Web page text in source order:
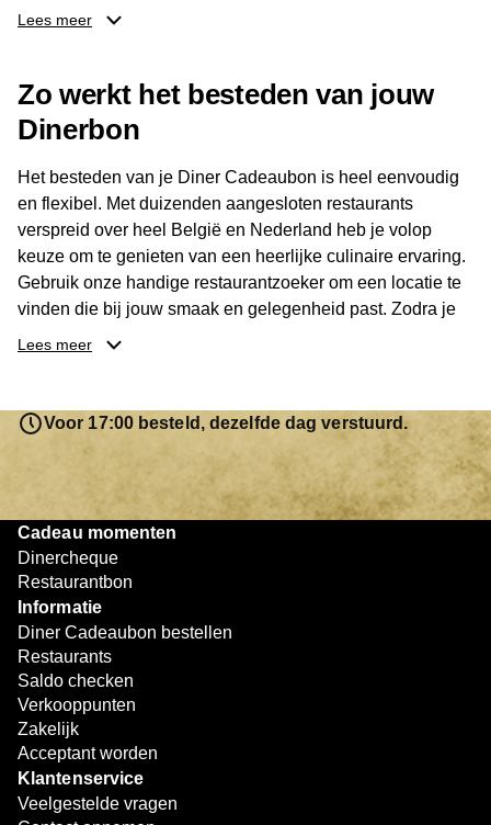
en gastronomische locaties: er is voor ieder wat wils.
buurt, bijvoorbeeld in Brussel, Antwerpen, Gent of Brugge.
De ontvanger kiest zelf waar en wanneer er wordt genoten
van deze culinaire ervaring. Zo is de Diner Cadeaubon
niet alleen een diner, maar een bijzondere belevenis.
Lees meer
Zo werkt het besteden van jouw
Dinerbon
Het besteden van je Diner Cadeaubon is heel eenvoudig
en flexibel. Met duizenden aangesloten restaurants
verspreid over heel België en Nederland heb je volop
keuze om te genieten van een heerlijke culinaire ervaring.
Gebruik onze handige restaurantzoeker om een locatie te
vinden die bij jouw smaak en gelegenheid past. Zodra je
je keuze hebt gemaakt, kun je eenvoudig reserveren en na
resterende bedrag blijft gewoon op de bon staan en kan
later worden gebruikt. Zo geniet je keer op keer van
bijzondere eetmomenten.
Lees meer
Voor 17:00 besteld, dezelfde dag verstuurd.
Cadeau momenten
Dinercheque
Restaurantbon
Informatie
Diner Cadeaubon bestellen
Restaurants
Saldo checken
Verkooppunten
Zakelijk
Acceptant worden
Klantenservice
Veelgestelde vragen